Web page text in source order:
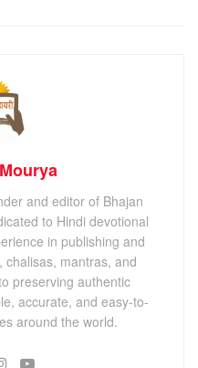
and editor of Bhajan
to Hindi devotional
in publishing and
mantras, and
preserving authentic
accurate, and easy-to-
around the world.